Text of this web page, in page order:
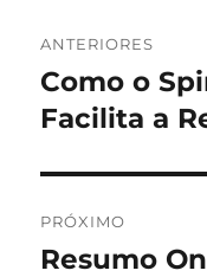
de
Post
ANTERIORES
Post
anterior:
Como o
Facilita a
PRÓXIMO
Próximo
Resumo